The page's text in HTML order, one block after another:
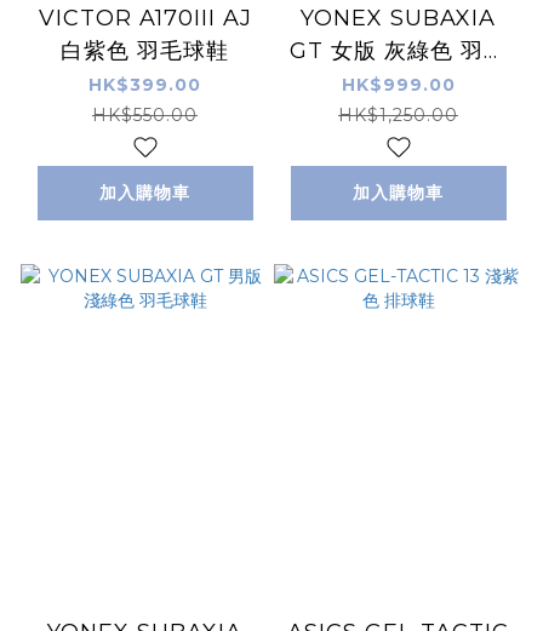
VICTOR A170III AJ
白紫色 羽毛球鞋
HK$399.00
HK$550.00
加入購物車
YONEX SUBAXIA
GT 女版 灰綠色 羽毛
球鞋
HK$999.00
HK$1,250.00
加入購物車